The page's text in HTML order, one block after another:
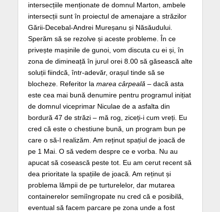
intersecțiile menționate de domnul Marton, ambele
intersecții sunt în proiectul de amenajare a străzilor
Gării-Decebal-Andrei Mureșanu și Năsăudului.
Sperăm să se rezolve și aceste probleme. În ce
privește mașinile de gunoi, vom discuta cu ei și, în
zona de dimineață în jurul orei 8.00 să găsească alte
soluții fiindcă, într-adevăr, orașul tinde să se
blocheze. Referitor la marea cârpeală – dacă asta
este cea mai bună denumire pentru programul inițiat
de domnul viceprimar Niculae de a asfalta din
bordură 47 de străzi – mă rog, ziceți-i cum vreți. Eu
cred că este o chestiune bună, un program bun pe
care o să-l realizăm. Am reținut spațiul de joacă de
pe 1 Mai. O să vedem despre ce e vorba. Nu au
apucat să cosească peste tot. Eu am cerut recent să
dea prioritate la spațiile de joacă. Am reținut și
problema lămpii de pe turturelelor, dar mutarea
containerelor semiîngropate nu cred că e posibilă,
eventual să facem parcare pe zona unde a fost